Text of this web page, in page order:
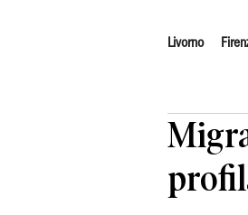
Livorno